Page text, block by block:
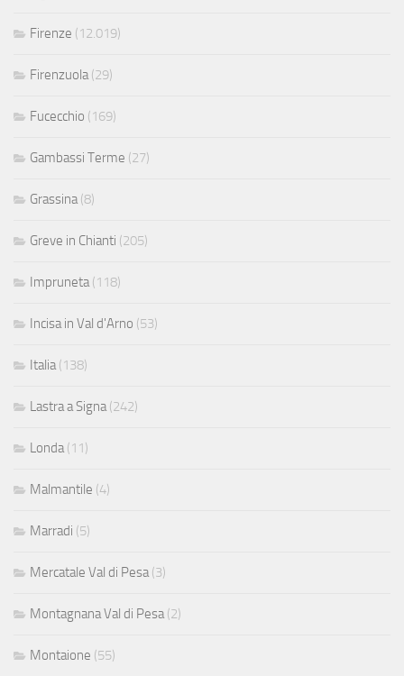
Firenze (12.019)
Firenzuola(29)
Fucecchio (169)
Gambassi Terme (27)
Grassina(8)
Greve in Chianti (205)
Impruneta(118)
Incisa in Val d'Arno (53)
Italia(138)
Lastra a Signa(242)
Londa(11)
Malmantile (4)
Marradi (5)
Mercatale Val di Pesa(3)
Montagnana Val di Pesa(2)
Montaione (55)